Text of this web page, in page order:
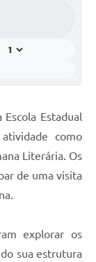
Estadual
como
Literária. Os
de uma visita
explorar os
sua estrutura